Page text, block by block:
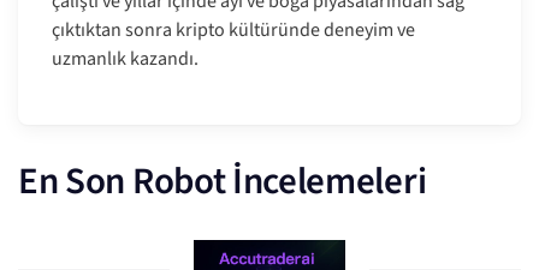
çıktıktan sonra kripto kültüründe deneyim ve
uzmanlık kazandı.
En Son Robot İncelemeleri